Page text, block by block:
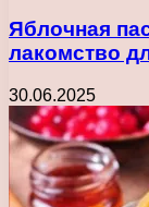
Яблочная
лакомство
30.06.2025